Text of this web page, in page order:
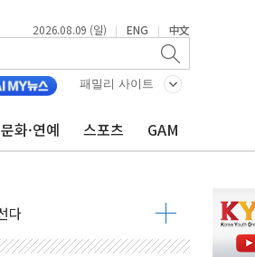
2026.08.09 (일) | ENG | 中文
패밀리 사이트
문화·연예 스포츠 GAM
통행 선제 제한
중
46.01% vs 鄭 44.53%